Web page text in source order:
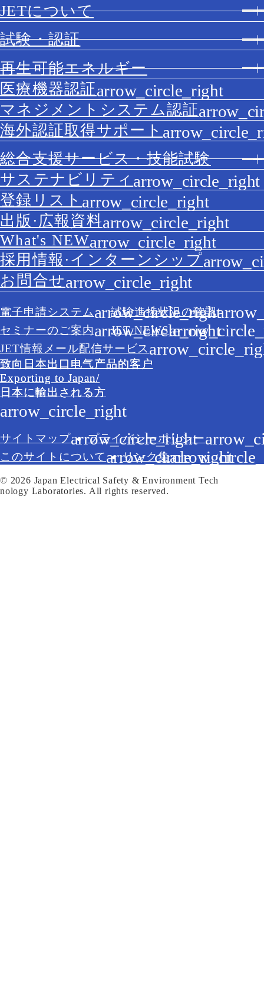
JETについて
サステナビリティ
登録リスト
出版·広報資料
What's NEW
採用情報·インターンシップ
お問合せ
試験・認証
再生可能エネルギー
医療機器認証
マネジメントシステム認証
海外認証取得サポート
総合支援サービス・技能試験
電子申請システム
試験進捗状況の確認
セミナーのご案内
JET NEWS
JET情報メール配信サービス
致向日本出口电气产品的客户
Exporting to Japan/
日本に輸出される方
サイトマップ
プライバシーポリシー
このサイトについて
リンク集
© 2026 Japan Electrical Safety & Environment Tech
nology Laboratories. All rights reserved.